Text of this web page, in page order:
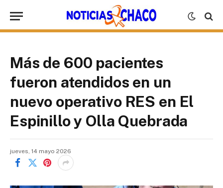
Más de 600 pacientes
fueron atendidos en un
nuevo operativo RES en El
Espinillo y Olla Quebrada
jueves, 14 mayo 2026